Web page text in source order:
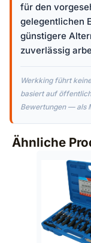
für den
gelegentlichen
günstigere
zuverlässig
Werkking führt
basiert auf
Bewertungen — als
Ähnliche